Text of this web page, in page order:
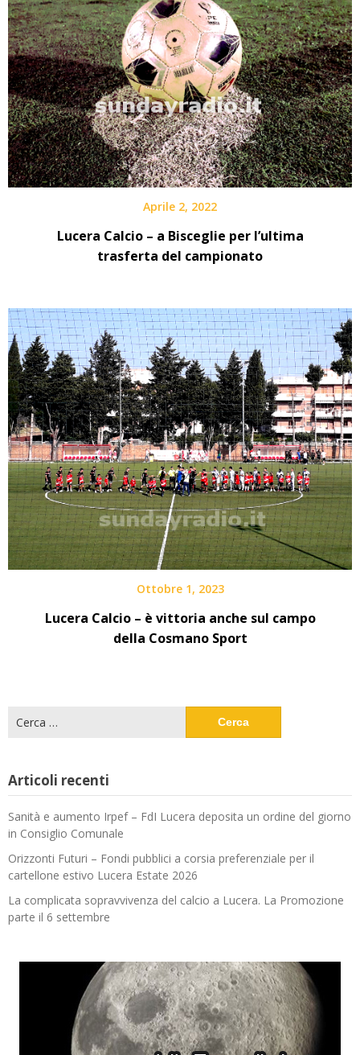
Aprile 2, 2022
Lucera Calcio – a Bisceglie per l’ultima
trasferta del campionato
Ottobre 1, 2023
Lucera Calcio – è vittoria anche sul campo
della Cosmano Sport
per:
Articoli recenti
Sanità e aumento Irpef – FdI Lucera deposita un ordine del giorno
in Consiglio Comunale
Orizzonti Futuri – Fondi pubblici a corsia preferenziale per il
cartellone estivo Lucera Estate 2026
La complicata sopravvivenza del calcio a Lucera. La Promozione
parte il 6 settembre